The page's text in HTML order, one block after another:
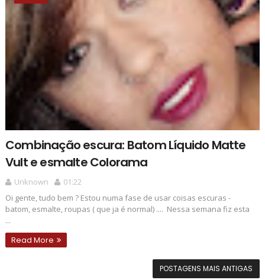
Combinação escura: Batom Líquido Matte
Vult e esmalte Colorama
Unknown
01:22
Oi gente, tudo bem ? Estou numa fase de usar coisas escuras -
batom, esmalte, roupas ( que ja é normal) .... Nessa semana fiz esta
...
Read More
POSTAGENS MAIS ANTIGAS